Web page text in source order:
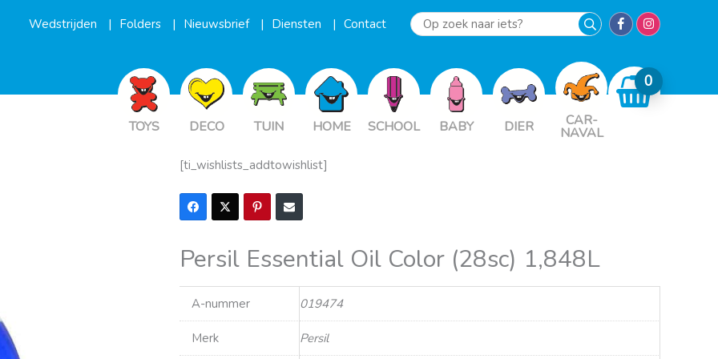
Wedstrijden Folders Nieuwsbrief Diensten Contact
Op
iets?
TOYS DECO TUIN HOME SCHOOL BABY DIER CAR-
NAVAL
[ti_wishlists_addtowishlist]
Persil Essential Oil Color (28sc) 1,848L
A-nummer 019474
Merk Persil